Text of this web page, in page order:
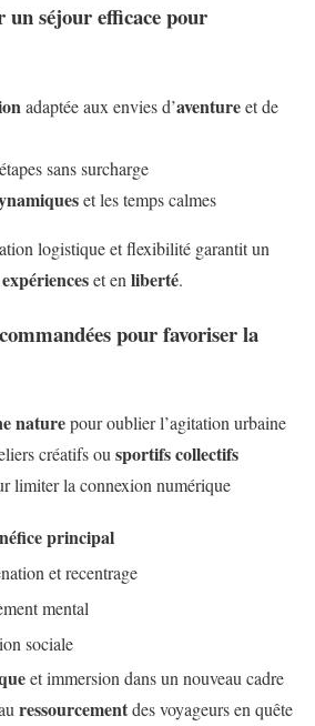
séjour efficace pour
adaptée aux envies d’aventureet de
sans surcharge
et les temps calmes
logistique et flexibilité garantit un
expérienceset en liberté.
pour favoriser la
naturepour oublier l’agitation urbaine
créatifs ousportifs collectifs
limiter la connexion numérique
principal
et recentrage
mental
sociale
et immersion dans un nouveau cadre
ressourcementdes voyageurs en quête